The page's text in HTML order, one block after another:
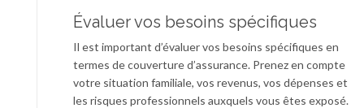
Évaluer vos besoins spécifiques
Il est important d’évaluer vos besoins spécifiques en
termes de couverture d’assurance. Prenez en compte
votre situation familiale, vos revenus, vos dépenses et
les risques professionnels auxquels vous êtes exposé.